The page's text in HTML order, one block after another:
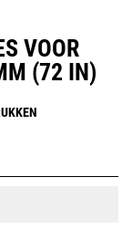
VOOR
(72 IN)